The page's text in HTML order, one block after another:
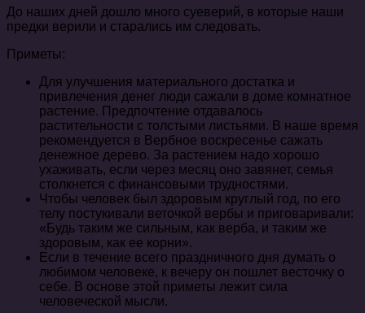
До наших дней дошло много суеверий, в которые наши
предки верили и старались им следовать.
Приметы:
Для улучшения материального достатка и
привлечения денег люди сажали в доме комнатное
растение. Предпочтение отдавалось
растительности с толстыми листьями. В наше время
рекомендуется в Вербное воскресенье сажать
денежное дерево. За растением надо хорошо
ухаживать, если через месяц оно завянет, семья
столкнется с финансовыми трудностями.
Чтобы человек был здоровым круглый год, по его
телу постукивали веточкой вербы и приговаривали:
«Будь таким же сильным, как верба, и таким же
здоровым, как ее корни».
Если в течение всего праздничного дня думать о
любимом человеке, к вечеру он пошлет весточку о
себе. В основе этой приметы лежит сила
человеческой мысли.